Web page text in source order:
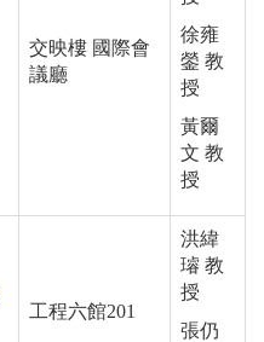
交映樓 國際會
議廳
徐雍
鎣 教
授
黃爾
文 教
授
工程六館201
洪緯
璿 教
授
張仍